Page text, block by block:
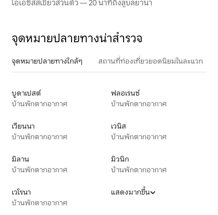
โอเอซิสสีเขียวส่วนตัว — 20 นาทีถึงลูบลยานา
จุดหมายปลายทางน่าสำรวจ
จุดหมายปลายทางใกล้ๆ สถานที่ท่องเที่ยวยอดนิยมในละแวก
บูดาเปสต์
บ้านพักตากอากาศ
ฟลอเรนซ์
บ้านพักตากอากาศ
เวียนนา
บ้านพักตากอากาศ
เวนิส
บ้านพักตากอากาศ
มิลาน
บ้านพักตากอากาศ
มิวนิก
บ้านพักตากอากาศ
เวโรนา
บ้านพักตากอากาศ
แสดงมากขึ้น